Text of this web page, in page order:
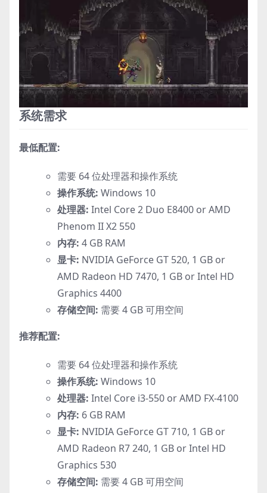
系统需求
最低配置:
需要 64 位处理器和操作系统
操作系统: Windows 10
处理器: Intel Core 2 Duo E8400 or AMD
Phenom II X2 550
内存: 4 GB RAM
显卡: NVIDIA GeForce GT 520, 1 GB or
AMD Radeon HD 7470, 1 GB or Intel HD
Graphics 4400
存储空间: 需要 4 GB 可用空间
推荐配置:
需要 64 位处理器和操作系统
操作系统: Windows 10
处理器: Intel Core i3-550 or AMD FX-4100
内存: 6 GB RAM
显卡: NVIDIA GeForce GT 710, 1 GB or
AMD Radeon R7 240, 1 GB or Intel HD
Graphics 530
存储空间: 需要 4 GB 可用空间